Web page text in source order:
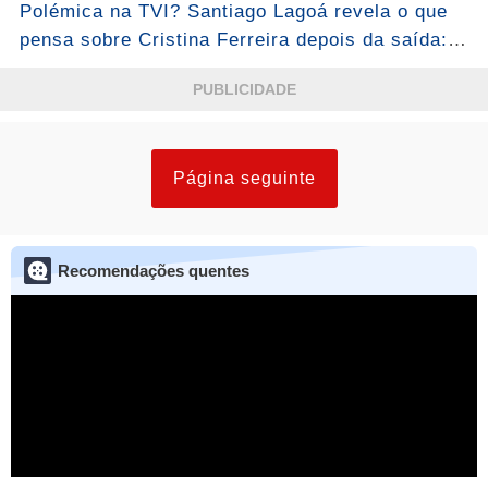
Polémica na TVI? Santiago Lagoá revela o que
pensa sobre Cristina Ferreira depois da saída:
PUBLICIDADE
Página seguinte
Recomendações quentes